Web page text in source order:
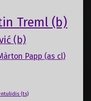
Treml (b)
(b)
Papp (as cl)
(ts)